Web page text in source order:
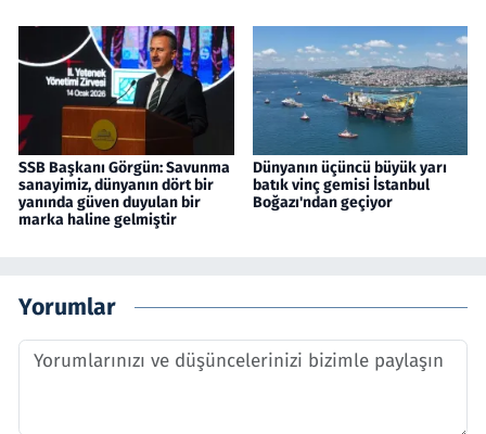
SSB Başkanı Görgün: Savunma
sanayimiz, dünyanın dört bir
yanında güven duyulan bir
marka haline gelmiştir
Dünyanın üçüncü büyük yarı
batık vinç gemisi İstanbul
Boğazı'ndan geçiyor
Yorumlar